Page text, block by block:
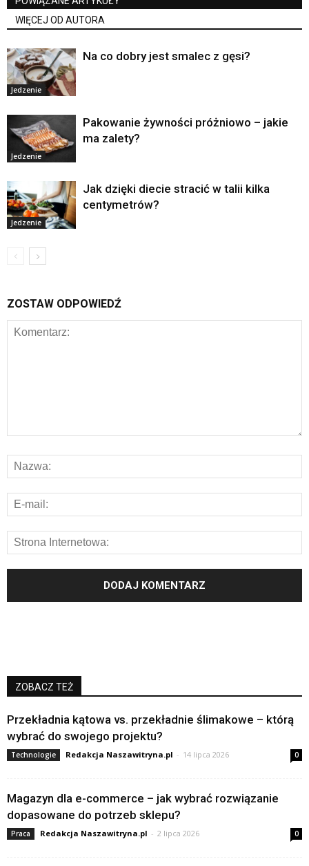
WIĘCEJ OD AUTORA
Jedzenie
Na co dobry jest smalec z gęsi?
Jedzenie
Pakowanie żywności próżniowo – jakie
ma zalety?
Jedzenie
Jak dzięki diecie stracić w talii kilka
centymetrów?
ZOSTAW ODPOWIEDŹ
ZOBACZ TEŻ
Przekładnia kątowa vs. przekładnie ślimakowe – którą
wybrać do swojego projektu?
Technologie Redakcja Naszawitryna.pl - 14 lipca 2026 0
Magazyn dla e-commerce – jak wybrać rozwiązanie
dopasowane do potrzeb sklepu?
Praca Redakcja Naszawitryna.pl - 2 lipca 2026 0